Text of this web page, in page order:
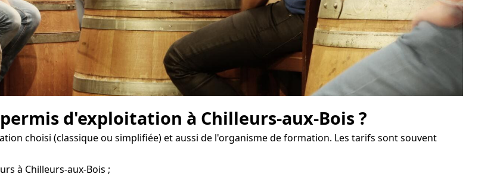
d'exploitation à Chilleurs-aux-Bois ?
choisi (classique ou simplifiée) et aussi de l'organisme de formation. Les tarifs sont souvent
à Chilleurs-aux-Bois ;